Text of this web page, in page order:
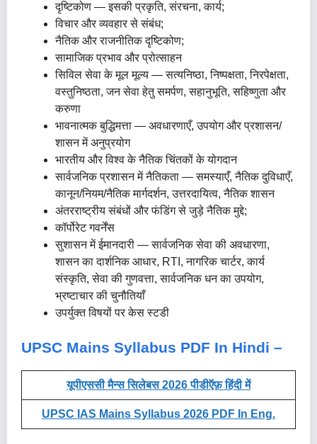
दृष्टिकोण — इसकी प्रकृति, संरचना, कार्य;
विचार और व्यवहार से संबंध;
नैतिक और राजनीतिक दृष्टिकोण;
सामाजिक प्रभाव और प्रोत्साहन
सिविल सेवा के मूल मूल्य — सत्यनिष्ठा, निष्पक्षता, निरपेक्षता,
वस्तुनिष्ठता, जन सेवा हेतु समर्पण, सहानुभूति, सहिष्णुता और
करुणा
भावनात्मक बुद्धिमत्ता — अवधारणाएँ, उपयोग और प्रशासन/
शासन में अनुप्रयोग
भारतीय और विश्व के नैतिक चिंतकों के योगदान
सार्वजनिक प्रशासन में नैतिकता — समस्याएँ, नैतिक दुविधाएँ,
कानून/नियम/नैतिक मार्गदर्शन, उत्तरदायित्व, नैतिक शासन
अंतरराष्ट्रीय संबंधों और फंडिंग से जुड़े नैतिक मुद्दे;
कॉर्पोरेट गवर्नेंस
सुशासन में ईमानदारी — सार्वजनिक सेवा की अवधारणा,
शासन का दार्शनिक आधार, RTI, नागरिक चार्टर, कार्य
संस्कृति, सेवा की गुणवत्ता, सार्वजनिक धन का उपयोग,
भ्रष्टाचार की चुनौतियाँ
उपर्युक्त विषयों पर केस स्टडी
UPSC Mains Syllabus PDF In Hindi –
यूपीएससी मैन्स सिलेबस 2026 पीडीऍफ़ हिंदी में
UPSC IAS Mains Syllabus 2026 PDF In Eng.